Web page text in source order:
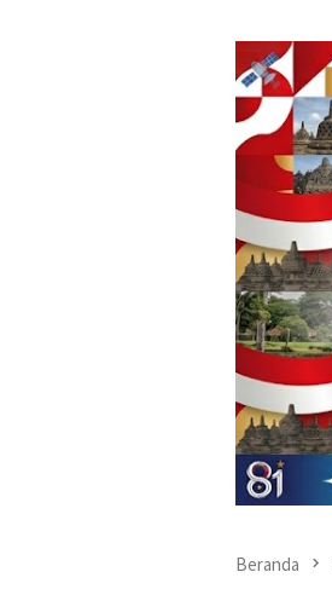
Beranda